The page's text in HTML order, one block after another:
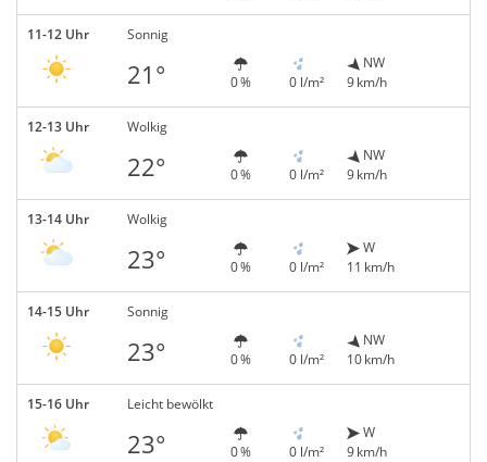
11-12 Uhr Sonnig
21° 0 % 0 l/m²
NW
9 km/h
12-13 Uhr Wolkig
22° 0 % 0 l/m²
NW
9 km/h
13-14 Uhr Wolkig
23° 0 % 0 l/m²
W
11 km/h
14-15 Uhr Sonnig
23° 0 % 0 l/m²
NW
10 km/h
15-16 Uhr Leicht bewölkt
23° 0 % 0 l/m²
W
9 km/h